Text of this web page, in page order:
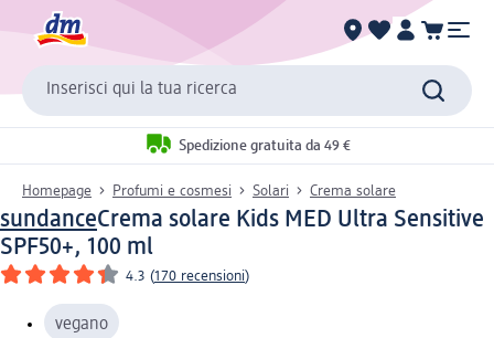
Inserisci qui la tua ricerca
Spedizione gratuita da 49 €
Homepage Profumi e cosmesi Solari Crema solare
sundanceCrema solare Kids MED Ultra Sensitive
SPF50+, 100 ml
4.3 (170 recensioni)
vegano